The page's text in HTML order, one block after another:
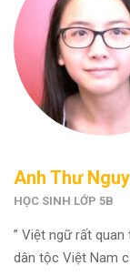
Anh Thư
HỌC SINH LỚP 5B
” Việt ngữ rất
dân tộc Việt Nam